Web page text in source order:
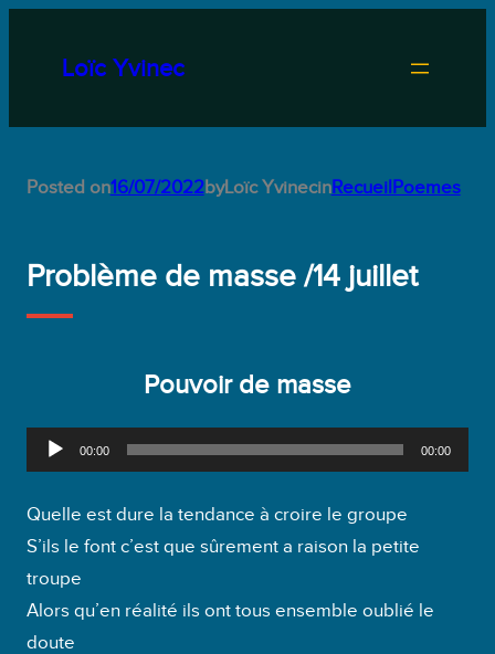
Loïc Yvinec
Posted on16/07/2022byLoïc YvinecinRecueilPoemes
Problème de masse /14 juillet
Pouvoir de masse
e
c
t
e
u
00:00 00:00
Quelle est dure la tendance à croire le groupe
S’ils le font c’est que sûrement a raison la petite
troupe
Alors qu’en réalité ils ont tous ensemble oublié le
doute